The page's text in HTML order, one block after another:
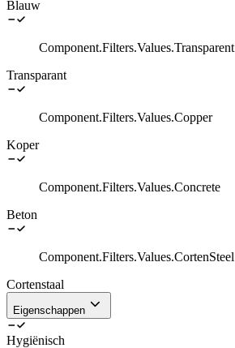
Blauw
Component.Filters.Values.Transparent
Transparant
Component.Filters.Values.Copper
Koper
Component.Filters.Values.Concrete
Beton
Component.Filters.Values.CortenSteel
Cortenstaal
Eigenschappen
Hygiënisch